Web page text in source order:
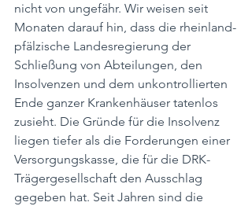
nicht von ungefähr. Wir weisen seit
Monaten darauf hin, dass die rheinland-
pfälzische Landesregierung der
Schließung von Abteilungen, den
Insolvenzen und dem unkontrollierten
Ende ganzer Krankenhäuser tatenlos
zusieht. Die Gründe für die Insolvenz
liegen tiefer als die Forderungen einer
Versorgungskasse, die für die DRK-
Trägergesellschaft den Ausschlag
gegeben hat. Seit Jahren sind die